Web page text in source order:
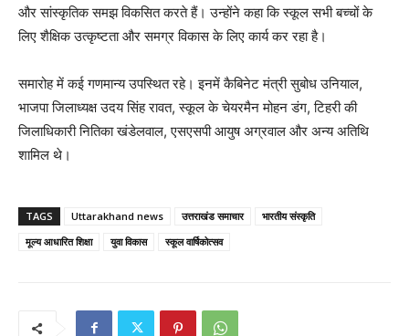
और सांस्कृतिक समझ विकसित करते हैं। उन्होंने कहा कि स्कूल सभी बच्चों के
लिए शैक्षिक उत्कृष्टता और समग्र विकास के लिए कार्य कर रहा है।
समारोह में कई गणमान्य उपस्थित रहे। इनमें कैबिनेट मंत्री सुबोध उनियाल,
भाजपा जिलाध्यक्ष उदय सिंह रावत, स्कूल के चेयरमैन मोहन डंग, टिहरी की
जिलाधिकारी नितिका खंडेलवाल, एसएसपी आयुष अग्रवाल और अन्य अतिथि
शामिल थे।
TAGS Uttarakhand news उत्तराखंड समाचार
भारतीय संस्कृति
मूल्य आधारित शिक्षा
युवा विकास स्कूल वार्षिकोत्सव